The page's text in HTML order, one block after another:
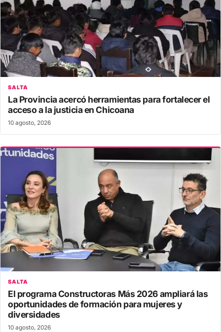
SALTA
La Provincia acercó herramientas para fortalecer el
acceso a la justicia en Chicoana
10 agosto, 2026
SALTA
El programa Constructoras Más 2026 ampliará las
oportunidades de formación para mujeres y
diversidades
10 agosto, 2026